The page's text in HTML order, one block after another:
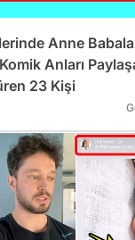
Anne
Anları
23 Kişi